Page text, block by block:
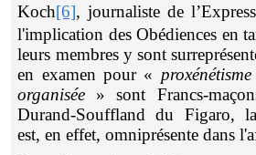
Koch[6], journaliste de
l'implication des Obédiences en
leurs membres y sont
en examen pour «
organisée » sont Francs-
Durand-Souffland du Figaro,
est, en effet, omniprésente dans